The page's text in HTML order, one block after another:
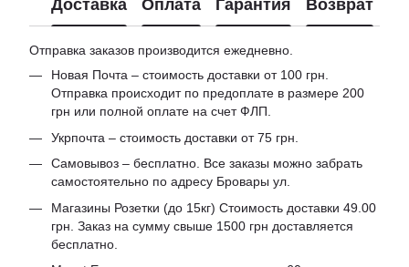
Доставка Оплата Гарантия Возврат
Отправка заказов производится ежедневно.
Новая Почта – стоимость доставки от 100 грн.
Отправка происходит по предоплате в размере 200
грн или полной оплате на счет ФЛП.
Укрпочта – стоимость доставки от 75 грн.
Самовывоз – бесплатно. Все заказы можно забрать
самостоятельно по адресу Бровары ул.
Магазины Розетки (до 15кг) Стоимость доставки 49.00
грн. Заказ на сумму свыше 1500 грн доставляется
бесплатно.